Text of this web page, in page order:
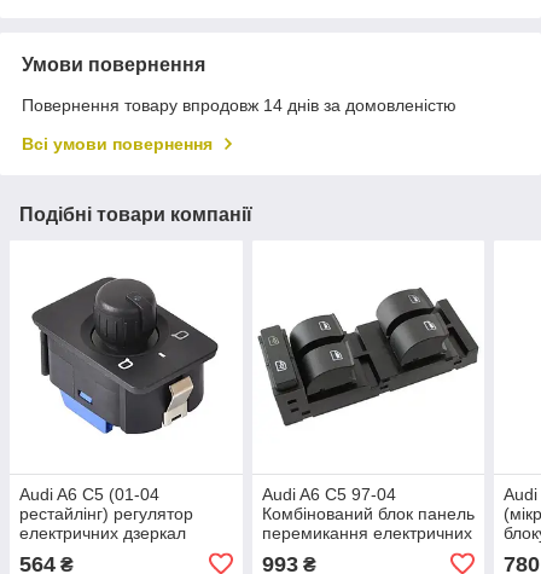
Умови повернення
Повернення товару впродовж 14 днів за домовленістю
Всі умови повернення
Подібні товари компанії
Audi A6 C5 (01-04
рестайлінг) регулятор
електричних дзеркал
4B1959565A, Ауді А6 С5
564 ₴
Audi A6 C5 97-04
Комбінований блок панель
перемикання електричних
993₴
Audi
780